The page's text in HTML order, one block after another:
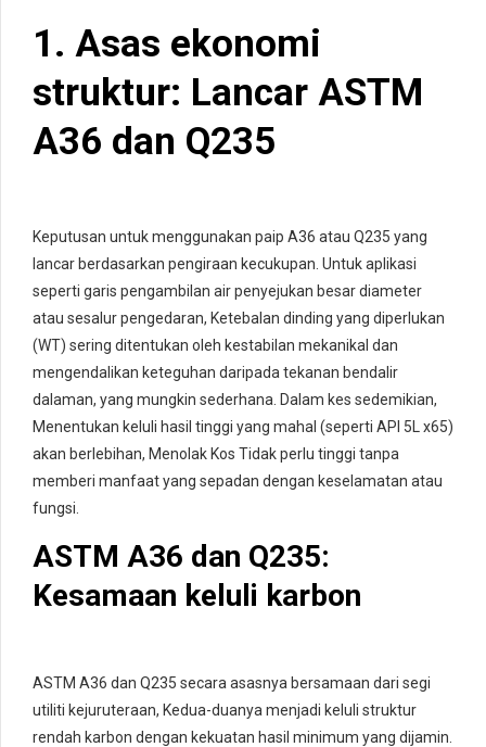
1. Asas ekonomi
struktur: Lancar ASTM
A36 dan Q235
Keputusan untuk menggunakan paip A36 atau Q235 yang
lancar berdasarkan pengiraan kecukupan. Untuk aplikasi
seperti garis pengambilan air penyejukan besar diameter
atau sesalur pengedaran, Ketebalan dinding yang diperlukan
(WT) sering ditentukan oleh kestabilan mekanikal dan
mengendalikan keteguhan daripada tekanan bendalir
dalaman, yang mungkin sederhana. Dalam kes sedemikian,
Menentukan keluli hasil tinggi yang mahal (seperti API 5L x65)
akan berlebihan, Menolak Kos Tidak perlu tinggi tanpa
memberi manfaat yang sepadan dengan keselamatan atau
fungsi.
ASTM A36 dan Q235:
Kesamaan keluli karbon
ASTM A36 dan Q235 secara asasnya bersamaan dari segi
utiliti kejuruteraan, Kedua-duanya menjadi keluli struktur
rendah karbon dengan kekuatan hasil minimum yang dijamin.